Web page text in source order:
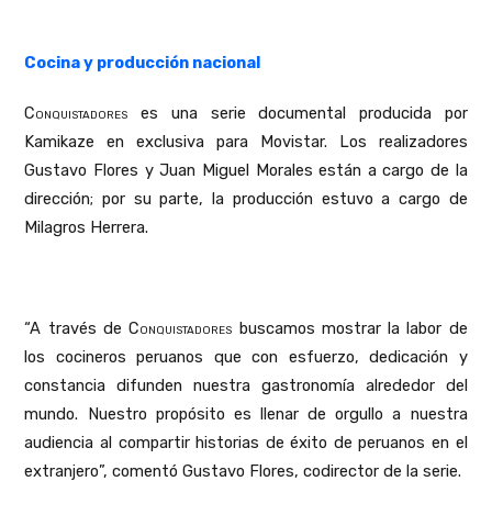
Cocina y producción nacional
Conquistadores es una serie documental producida por
Kamikaze en exclusiva para Movistar. Los realizadores
Gustavo Flores y Juan Miguel Morales están a cargo de la
dirección; por su parte, la producción estuvo a cargo de
Milagros Herrera.
“A través deConquistadores buscamos mostrar la labor de
los cocineros peruanos que con esfuerzo, dedicación y
constancia difunden nuestra gastronomía alrededor del
mundo. Nuestro propósito es llenar de orgullo a nuestra
audiencia al compartir historias de éxito de peruanos en el
extranjero”, comentó Gustavo Flores, codirector de la serie.